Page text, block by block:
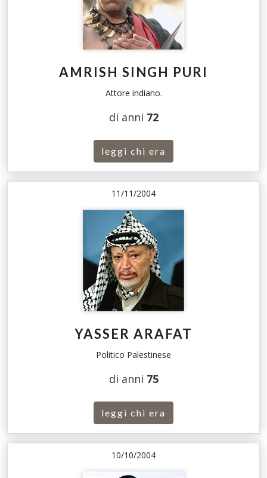
AMRISH SINGH PURI
Attore indiano.
di anni 72
leggi chi era
11/11/2004
YASSER ARAFAT
Politico Palestinese
di anni 75
leggi chi era
10/10/2004